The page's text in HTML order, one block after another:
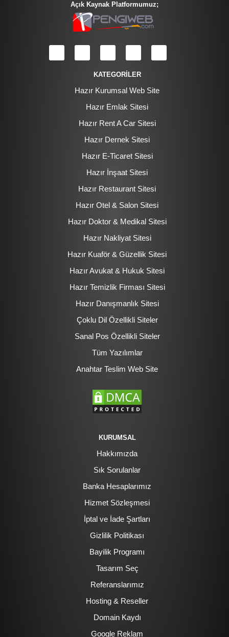
Açık Kaynak Platformumuz;
KATEGORİLER
Hazır Kurumsal Web Site
Hazır Emlak Sitesi
Hazır Rent A Car Sitesi
Hazır Dernek Sitesi
Hazır E-Ticaret Sitesi
Hazır İnşaat Sitesi
Hazır Restaurant Sitesi
Hazır Otel & Salon Sitesi
Hazır Doktor & Medikal Sitesi
Hazır Nakliyat Sitesi
Hazır Kuaför & Güzellik Sitesi
Hazır Avukat & Hukuk Sitesi
Hazır Temizlik Firması Sitesi
Hazır Danışmanlık Sitesi
Çoklu Dil Özellikli Siteler
Sanal Pos Özellikli Siteler
Tüm Yazılımlar
Anahtar Teslim Web Site
KURUMSAL
Hakkımızda
Sık Sorulanlar
Banka Hesaplarımız
Hizmet Sözleşmesi
İptal ve İade Şartları
Gizlilik Politikası
Bayilik Programı
Tasarım Seç
Referanslarımız
Hosting & Reseller
Domain Kaydı
Google Reklam